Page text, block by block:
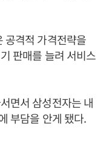
공격적 가격전략을
판매를 늘려 서비스
면서 삼성전자는 내
부담을 안게 됐다.